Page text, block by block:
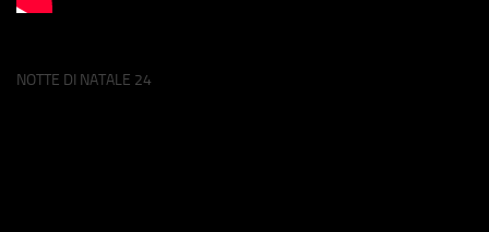
NOTTE DI NATALE 24